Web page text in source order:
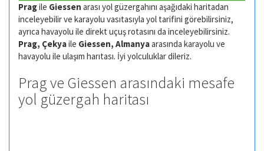
Pragile Giessen arası yol güzergahını aşağıdaki haritadan
inceleyebilir ve karayolu vasıtasıyla yol tarifini görebilirsiniz,
ayrıca havayolu ile direkt uçuş rotasını da inceleyebilirsiniz.
Prag, Çekyaile Giessen, Almanyaarasında karayolu ve
havayolu ile ulaşım harıtası. İyi yolculuklar dileriz.
Prag ve Giessen arasındaki mesafe
yol güzergah haritası